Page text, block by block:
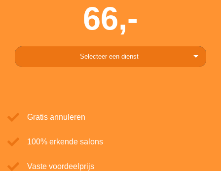
66,-
Selecteer een dienst
Gratis annuleren
100% erkende salons
Vaste voordeelprijs